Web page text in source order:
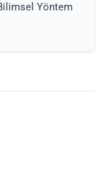
Yöntem